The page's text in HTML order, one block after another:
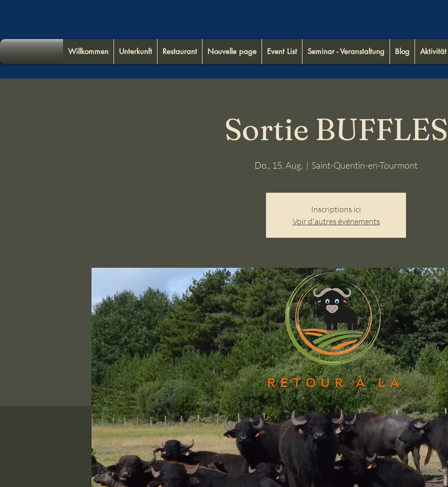
Willkommen Unterkunft Restaurant Nouvelle page Event List Seminar - Veranstaltung Blog Aktivität
Sortie BUFFLES
Do., 15. Aug.
  |
Saint-Quentin-en-Tourmont
Inscriptions ici
Voir d'autres événements